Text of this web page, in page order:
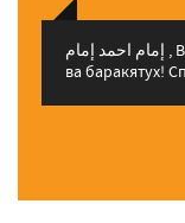
إمام احمد إمام , Ва алейкум ассалам ва рахматуЛлахи
ва баракятух!